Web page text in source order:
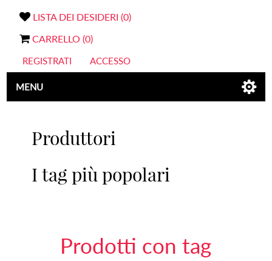
LISTA DEI DESIDERI (0)
CARRELLO (0)
REGISTRATI ACCESSO
MENU
Produttori
I tag più popolari
Prodotti con tag